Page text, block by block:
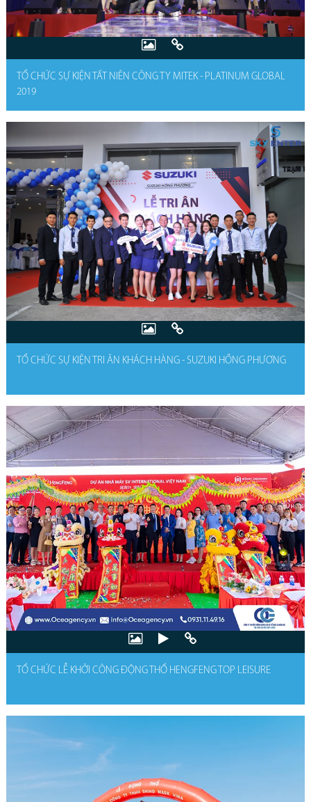
TỔ CHỨC SỰ KIỆN TẤT NIÊN CÔNG TY MITEK - PLATINUM GLOBAL
2019
TỔ CHỨC SỰ KIỆN TRI ÂN KHÁCH HÀNG - SUZUKI HỒNG PHƯƠNG
TỔ CHỨC LỄ KHỞI CÔNG ĐỘNG THỔ HENGFENG TOP LEISURE